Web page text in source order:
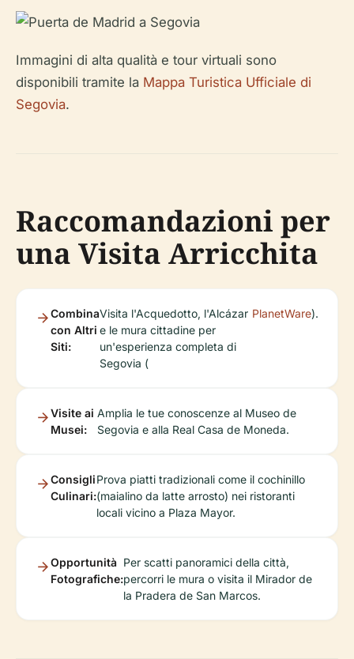
Immagini di alta qualità e tour virtuali sono
disponibili tramite la Mappa Turistica Ufficiale di
Segovia.
Raccomandazioni per
una Visita Arricchita
Combina
con Altri
Siti:
Visita l'Acquedotto, l'Alcázar
e le mura cittadine per
un'esperienza completa di
Segovia (
PlanetWare).
Visite ai
Musei:
Amplia le tue conoscenze al Museo de
Segovia e alla Real Casa de Moneda.
Consigli
Culinari:
Prova piatti tradizionali come il cochinillo
(maialino da latte arrosto) nei ristoranti
locali vicino a Plaza Mayor.
Opportunità
Fotografiche:
Per scatti panoramici della città,
percorri le mura o visita il Mirador de
la Pradera de San Marcos.